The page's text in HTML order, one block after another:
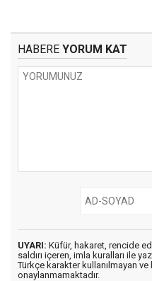
HABERE YORUM KAT
UYARI: Küfür, hakaret, rencide
saldırı içeren, imla kuralları ile
Türkçe karakter kullanılmayan
onaylanmamaktadır.